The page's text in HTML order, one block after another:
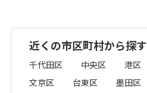
近くの市区町村から探す
千代田区 中央区 港区
文京区
台東区 墨田区